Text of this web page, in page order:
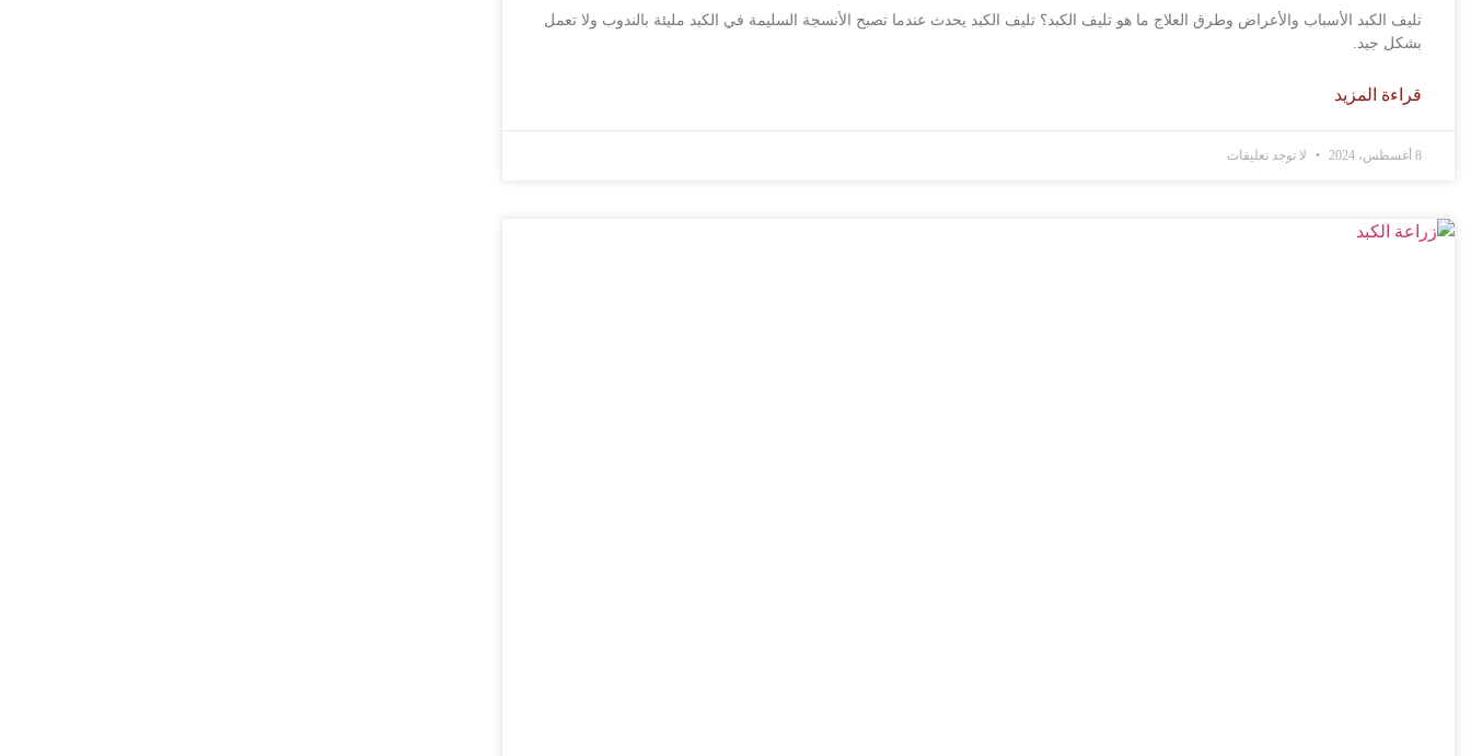
تليف الكبد الأسباب والأعراض وطرق العلاج ما هو تليف الكبد؟ تليف الكبد يحدث عندما تصبح الأنسجة السليمة في الكبد مليئة بالندوب ولا تعمل
بشكل جيد.
قراءة المزيد
8 أغسطس، 2024 لا توجد تعليقات